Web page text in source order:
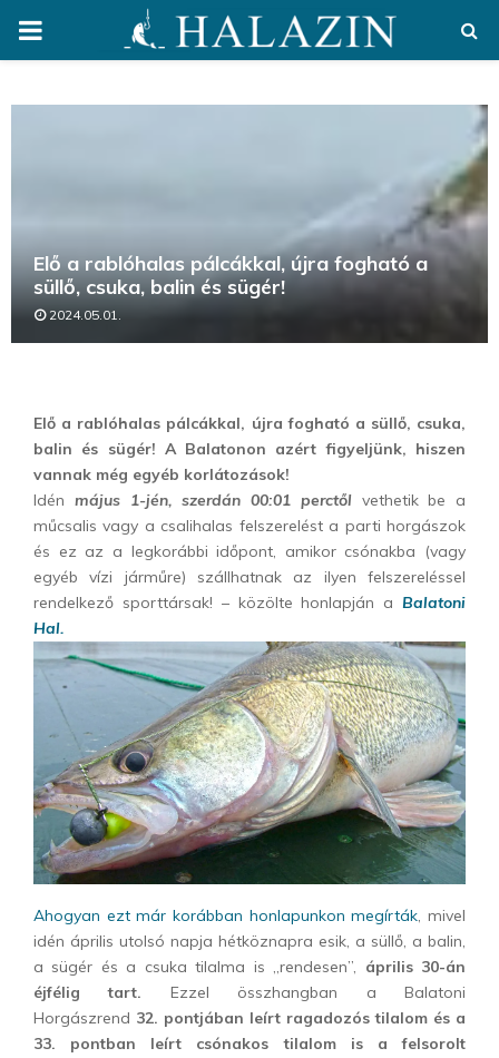
PRIMARY
Elő a rablóhalas pálcákkal, újra fogható a
süllő, csuka, balin és sügér!
2024.05.01.
Elő a rablóhalas pálcákkal, újra fogható a süllő, csuka,
balin és sügér! A Balatonon azért figyeljünk, hiszen
vannak még egyéb korlátozások!
Idén május 1-jén, szerdán 00:01 perctőlvethetik be a
műcsalis vagy a csalihalas felszerelést a parti horgászok
és ez az a legkorábbi időpont, amikor csónakba (vagy
egyéb vízi járműre) szállhatnak az ilyen felszereléssel
rendelkező sporttársak! – közölte honlapján a Balatoni
Hal.
Ahogyan ezt már korábban honlapunkon megírták, mivel
idén április utolsó napja hétköznapra esik, a süllő, a balin,
a sügér és a csuka tilalma is „rendesen”, április 30-án
éjfélig tart. Ezzel összhangban a Balatoni
Horgászrend 32. pontjában leírt ragadozós tilalom és a
33. pontban leírt csónakos tilalom is a felsorolt